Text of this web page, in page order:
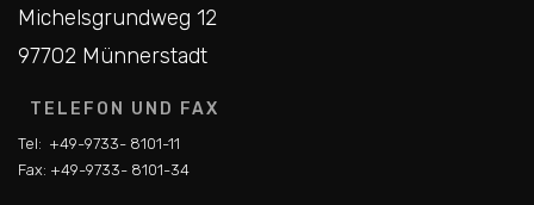
Michelsgrundweg 12
97702 Münnerstadt
TELEFON UND FAX
Tel: +49-9733- 8101-11
Fax: +49-9733- 8101-34